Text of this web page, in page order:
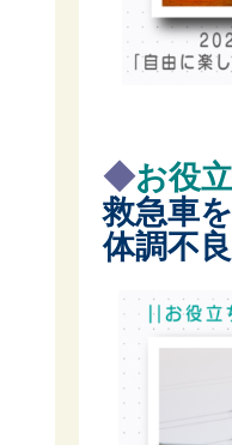
◆お役
救急車
体調不